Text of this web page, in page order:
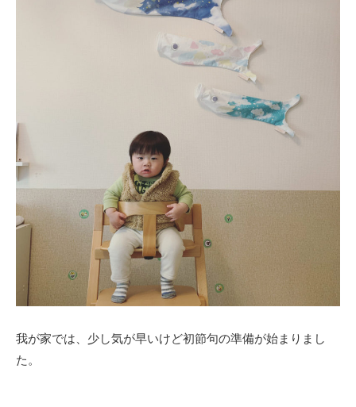
我が家では、少し気が早いけど初節句の準備が始まりまし
た。